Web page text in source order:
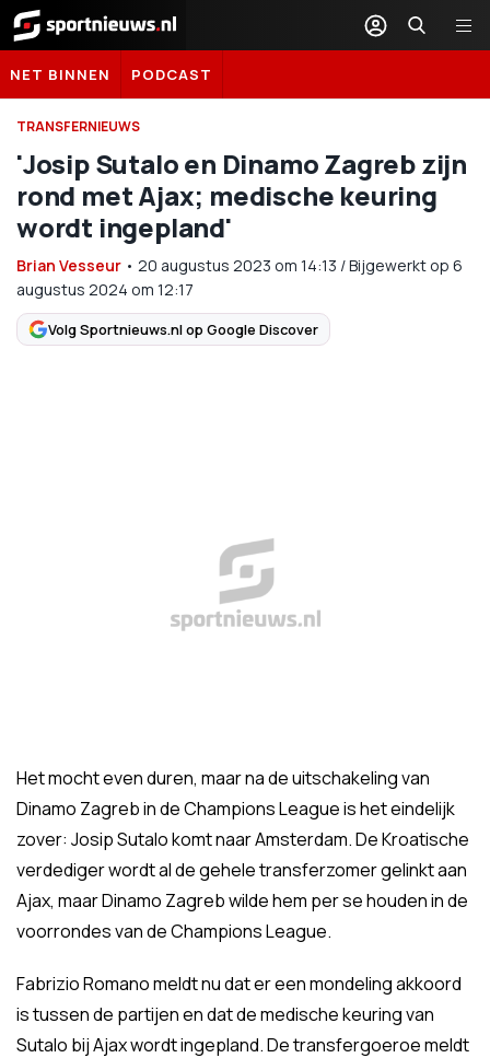
Sportnieuws.nl
NET BINNEN PODCAST
TRANSFERNIEUWS
'Josip Sutalo en Dinamo Zagreb zijn
rond met Ajax; medische keuring
wordt ingepland'
Brian Vesseur • 20 augustus 2023 om 14:13 /Bijgewerkt op 6
augustus 2024 om 12:17
Volg Sportnieuws.nl op Google Discover
Het mocht even duren, maar na de uitschakeling van
Dinamo Zagreb in de Champions League is het eindelijk
zover: Josip Sutalo komt naar Amsterdam. De Kroatische
verdediger wordt al de gehele transferzomer gelinkt aan
Ajax, maar Dinamo Zagreb wilde hem per se houden in de
voorrondes van de Champions League.
Fabrizio Romano meldt nu dat er een mondeling akkoord
is tussen de partijen en dat de medische keuring van
Sutalo bij Ajax wordt ingepland. De transfergoeroe meldt